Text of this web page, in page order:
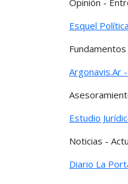
Opinión -
Esquel
Argonavis.Ar
Estudio
Noticias -
Diario La